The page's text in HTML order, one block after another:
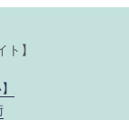
】